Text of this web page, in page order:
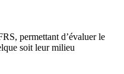
permettant d’évaluer le
soit leur milieu